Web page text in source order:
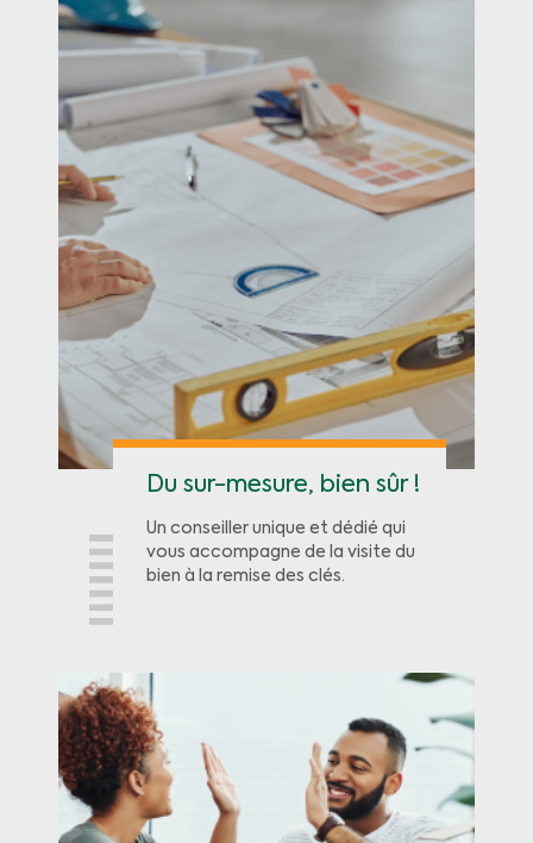
Du sur-mesure, bien sûr !
Un conseiller unique et dédié qui
vous accompagne de la visite du
bien à la remise des clés.